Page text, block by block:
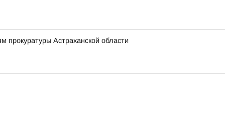
прокуратуры Астраханской области